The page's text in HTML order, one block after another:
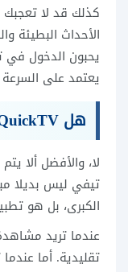
كذلك قد لا تعجبك
الأحداث البطيئة
يعتمد على السرعة
هل QuickTV بديل لنتفلكس أو شاهد؟
لا، والأفضل ألا
تيفي ليس بديلا
الكبرى، بل هو
عندما تريد
تقليدية. أما